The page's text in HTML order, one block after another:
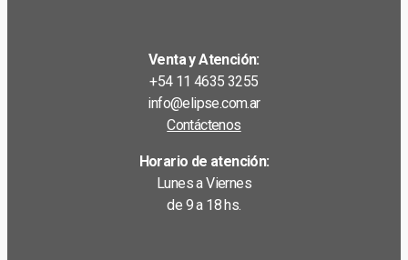
Venta y Atención:
+54 11 4635 3255
info@elipse.com.ar
Contáctenos
Horario de atención:
Lunes a Viernes
de 9 a 18 hs.